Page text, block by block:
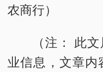
农商行）
（注： 此
业信息，文章内